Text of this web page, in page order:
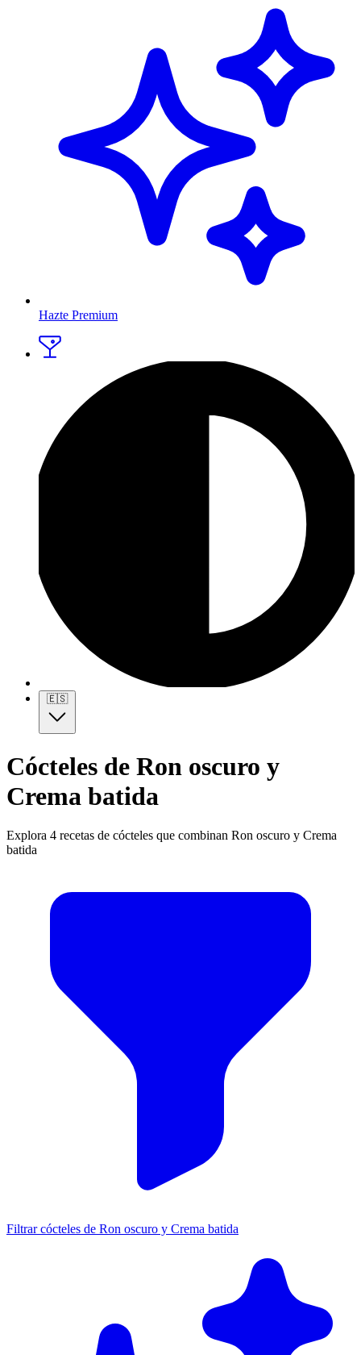
Hazte Premium
🇪🇸
Cócteles de Ron oscuro y
Crema batida
Explora 4 recetas de cócteles que combinan Ron oscuro y Crema
batida
Filtrar cócteles de Ron oscuro y Crema batida